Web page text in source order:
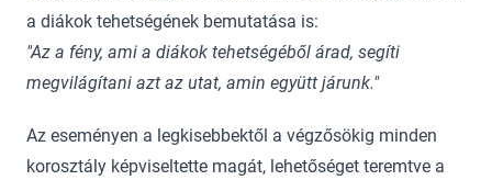
a diákok tehetségének bemutatása is:
"Az a fény, ami a diákok tehetségéből árad, segíti
megvilágítani azt az utat, amin együtt járunk."
Az eseményen a legkisebbektől a végzősökig minden
korosztály képviseltette magát, lehetőséget teremtve a